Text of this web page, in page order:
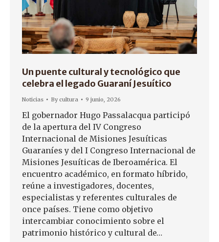
Un puente cultural y tecnológico que
celebra el legado Guaraní Jesuítico
Noticias Bycultura 9 junio, 2026
El gobernador Hugo Passalacqua participó
de la apertura del IV Congreso
Internacional de Misiones Jesuíticas
Guaraníes y del I Congreso Internacional de
Misiones Jesuíticas de Iberoamérica. El
encuentro académico, en formato híbrido,
reúne a investigadores, docentes,
especialistas y referentes culturales de
once países. Tiene como objetivo
intercambiar conocimiento sobre el
patrimonio histórico y cultural de…